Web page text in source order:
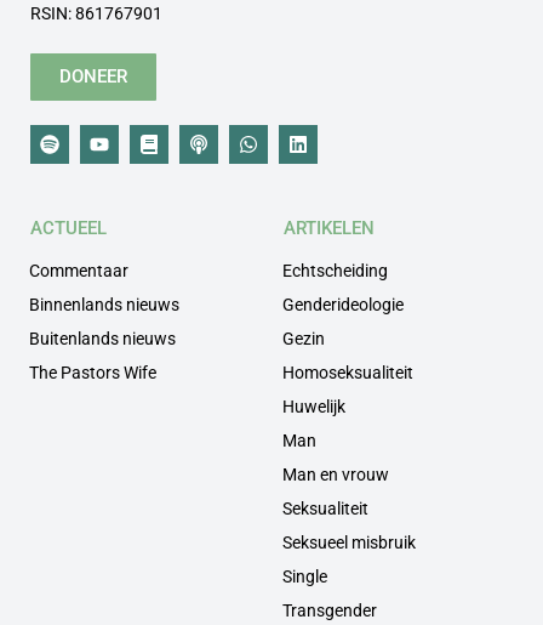
RSIN: 861767901
DONEER
ACTUEEL
Commentaar
Binnenlands nieuws
Buitenlands nieuws
The Pastors Wife
ARTIKELEN
Echtscheiding
Genderideologie
Gezin
Homoseksualiteit
Huwelijk
Man
Man en vrouw
Seksualiteit
Seksueel misbruik
Single
Transgender